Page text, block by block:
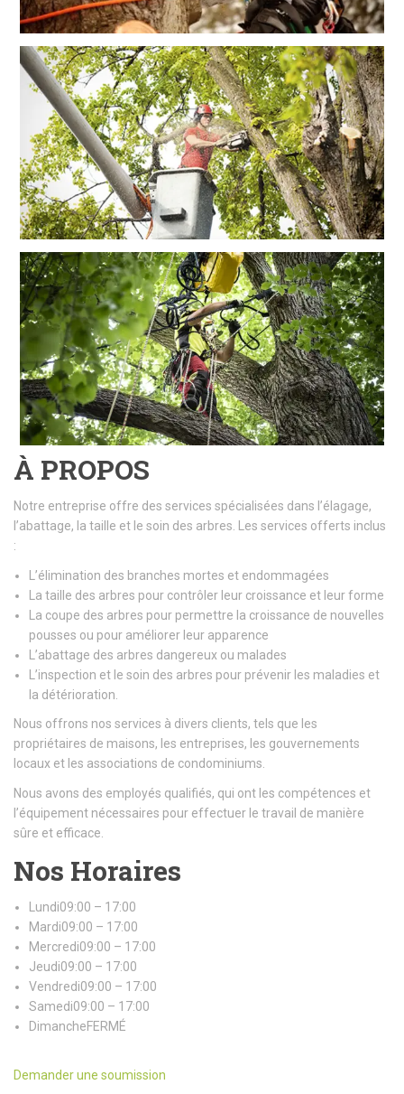
À PROPOS
Notre entreprise offre des services spécialisées dans l’élagage,
l’abattage, la taille et le soin des arbres. Les services offerts inclus
:
L’élimination des branches mortes et endommagées
La taille des arbres pour contrôler leur croissance et leur forme
La coupe des arbres pour permettre la croissance de nouvelles
pousses ou pour améliorer leur apparence
L’abattage des arbres dangereux ou malades
L’inspection et le soin des arbres pour prévenir les maladies et
la détérioration.
Nous offrons nos services à divers clients, tels que les
propriétaires de maisons, les entreprises, les gouvernements
locaux et les associations de condominiums.
Nous avons des employés qualifiés, qui ont les compétences et
l’équipement nécessaires pour effectuer le travail de manière
sûre et efficace.
Nos Horaires
Lundi09:00 – 17:00
Mardi09:00 – 17:00
Mercredi09:00 – 17:00
Jeudi09:00 – 17:00
Vendredi09:00 – 17:00
Samedi09:00 – 17:00
DimancheFERMÉ
Demander une soumission